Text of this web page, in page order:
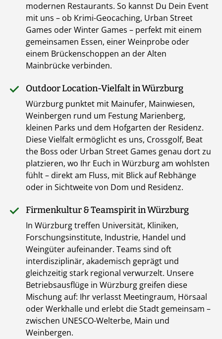
modernen Restaurants. So kannst Du Dein Event
mit uns – ob Krimi-Geocaching, Urban Street
Games oder Winter Games – perfekt mit einem
gemeinsamen Essen, einer Weinprobe oder
einem Brückenschoppen an der Alten
Mainbrücke verbinden.
Outdoor Location-Vielfalt in Würzburg
Würzburg punktet mit Mainufer, Mainwiesen,
Weinbergen rund um Festung Marienberg,
kleinen Parks und dem Hofgarten der Residenz.
Diese Vielfalt ermöglicht es uns, Crossgolf, Beat
the Boss oder Urban Street Games genau dort zu
platzieren, wo Ihr Euch in Würzburg am wohlsten
fühlt – direkt am Fluss, mit Blick auf Rebhänge
oder in Sichtweite von Dom und Residenz.
Firmenkultur & Teamspirit in Würzburg
In Würzburg treffen Universität, Kliniken,
Forschungsinstitute, Industrie, Handel und
Weingüter aufeinander. Teams sind oft
interdisziplinär, akademisch geprägt und
gleichzeitig stark regional verwurzelt. Unsere
Betriebsausflüge in Würzburg greifen diese
Mischung auf: Ihr verlasst Meetingraum, Hörsaal
oder Werkhalle und erlebt die Stadt gemeinsam –
zwischen UNESCO-Welterbe, Main und
Weinbergen.